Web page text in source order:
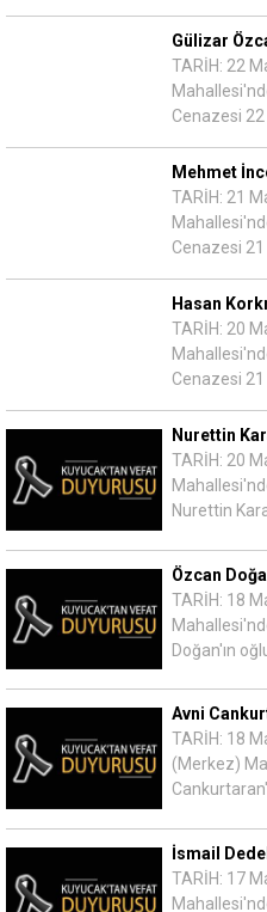
Gülizar
TARİH: 22
Cenazesi
Mehmet
TARİH: 21
Cenazesi
Hasan
TARİH: 20
Cenazesi
Nurettin
TARİH: 20
Nurettin
Özcan
TARİH: 18
Doğan'ın
Avni
TARİH: 18
(Merkez)
İsmail
TARİH: 17